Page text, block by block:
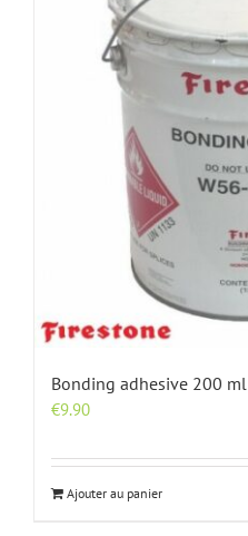
Bonding adhesive 200 ml
€9.90
Ajouter au panier